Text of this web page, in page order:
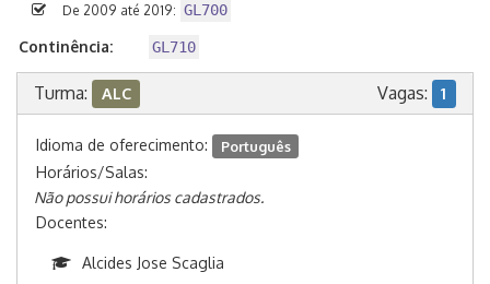
De 2009 até 2019: GL700
Continência: GL710
Turma: ALC Vagas: 1
Idioma de oferecimento: Português
Horários/Salas:
Não possui horários cadastrados.
Docentes:
Alcides Jose Scaglia